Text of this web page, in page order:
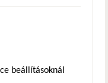
beállításoknál